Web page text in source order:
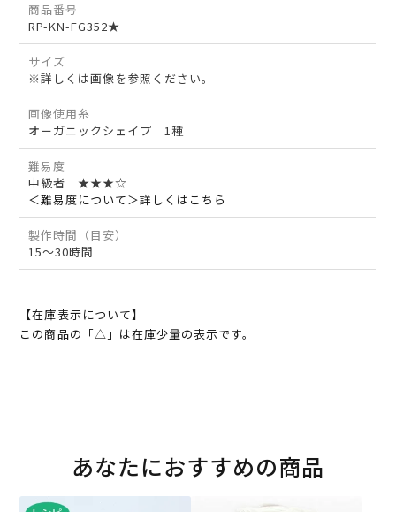
商品番号
RP-KN-FG352★
サイズ
※詳しくは画像を参照ください。
画像使用糸
オーガニックシェイプ 1種
難易度
中級者 ★★★☆
＜難易度について＞詳しくはこちら
製作時間（目安）
15～30時間
【在庫表示について】
この商品の「△」は在庫少量の表示です。
あなたにおすすめの商品